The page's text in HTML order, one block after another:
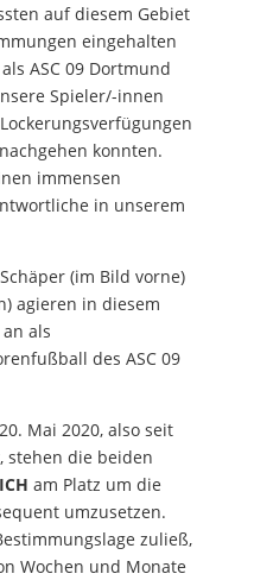
auf diesem Gebiet
eingehalten
ASC 09 Dortmund
Spieler/-innen
konnten.
immensen
in unserem
(im Bild vorne)
agieren in diesem
als
des ASC 09
Mai 2020, also seit
stehen die beiden
am Platz um die
umzusetzen.
zuließ,
Wochen und Monate